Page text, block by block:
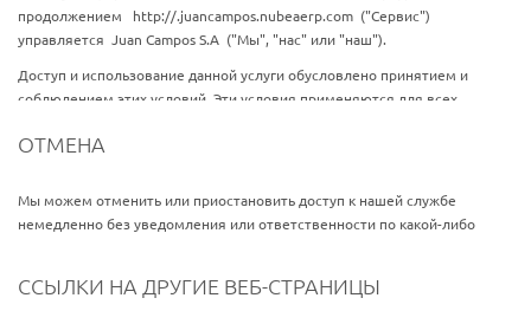
продолжением http://.juancampos.nubeaerp.com ("Сервис")
управляется Juan Campos S.A ("Мы", "нас" или "наш").
Доступ и использование данной услуги обусловлено принятием и
соблюдением этих условий. Эти условия применяются для всех
пользоваться услугой. Получая доступ или используя услуги вы
Если вы не согласны с какой-либо части условий, то вы не можете
получить доступ к услуги.
ОТМЕНА
Мы можем отменить или приостановить доступ к нашей службе
немедленно без уведомления или ответственности по какой-либо
ССЫЛКИ НА ДРУГИЕ ВЕБ-СТРАНИЦЫ